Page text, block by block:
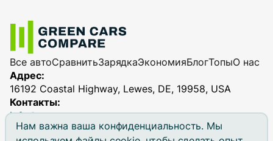
Нам важна ваша конфиденциальность. Мы
Все автоСравнитьЗарядкаЭкономияБлогТопыО нас
Адрес:
16192 Coastal Highway, Lewes, DE, 19958, USA
Контакты:
info@greencarscompare.com